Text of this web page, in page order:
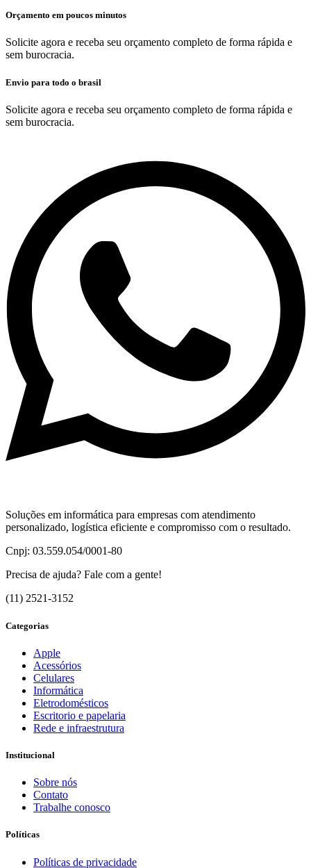
Orçamento em poucos minutos
Solicite agora e receba seu orçamento completo de forma rápida e
sem burocracia.
Envio para todo o brasil
Solicite agora e receba seu orçamento completo de forma rápida e
sem burocracia.
Soluções em informática para empresas com atendimento
personalizado, logística eficiente e compromisso com o resultado.
Cnpj: 03.559.054/0001-80
Precisa de ajuda? Fale com a gente!
(11) 2521-3152
Categorias
Apple
Acessórios
Celulares
Informática
Eletrodomésticos
Escritorio e papelaria
Rede e infraestrutura
Institucional
Sobre nós
Contato
Trabalhe conosco
Políticas
Políticas de privacidade